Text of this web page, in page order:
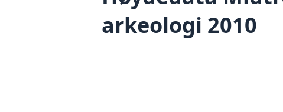
arkeologi 2010